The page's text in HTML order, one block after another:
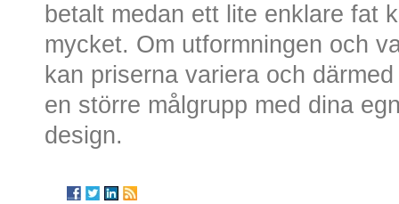
betalt medan ett lite enklare fat
mycket. Om utformningen och
kan priserna variera och
en större målgrupp med dina
design.